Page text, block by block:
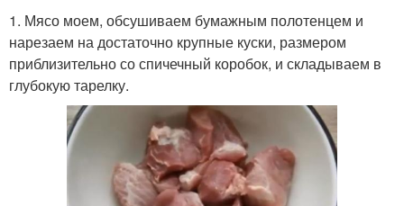
1. Мясо моем, обсушиваем бумажным полотенцем и
нарезаем на достаточно крупные куски, размером
приблизительно со спичечный коробок, и складываем в
глубокую тарелку.